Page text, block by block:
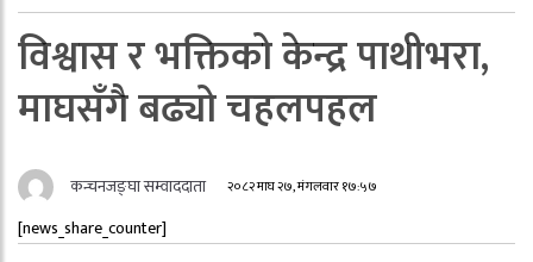
विश्वास र भक्तिको केन्द्र पाथीभरा,
माघसँगै बढ्यो चहलपहल
कन्चनजङ्घा सम्वाददाता २०८२ माघ २७, मंगलवार १७:५७
[news_share_counter]